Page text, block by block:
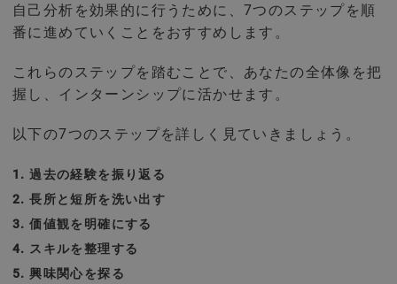
自己分析を効果的に行うために、7つのステップを順
番に進めていくことをおすすめします。
これらのステップを踏むことで、あなたの全体像を把
握し、インターンシップに活かせます。
以下の7つのステップを詳しく見ていきましょう。
過去の経験を振り返る
長所と短所を洗い出す
価値観を明確にする
スキルを整理する
興味関心を探る